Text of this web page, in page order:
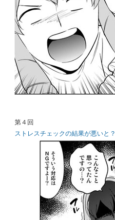
第４回
ストレスチェックの結果が悪いと？